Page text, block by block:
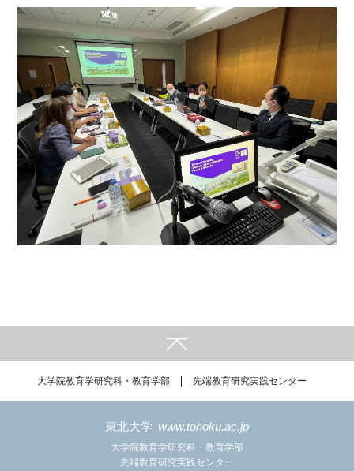
大学院教育学研究科・教育学部 先端教育研究実践センター
東北大学 www.tohoku.ac.jp
大学院教育学研究科・教育学部
先端教育研究実践センター